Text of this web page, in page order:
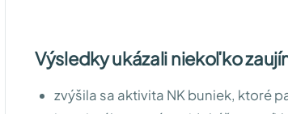
Výsledky ukázali niekoľko
zvýšila sa aktivita NK buniek, ktoré